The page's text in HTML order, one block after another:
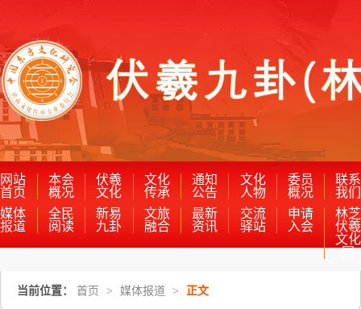
网站
首页
本会
概况
伏羲
文化
文化
传承
通知
公告
文化
人物
委员
概况
联系
我们
媒体
报道
全民
阅读
新易
九卦
文旅
融合
最新
资讯
交流
驿站
申请
入会
林芝
伏羲
文化
园
当前位置： 首页 > 媒体报道 > 正文